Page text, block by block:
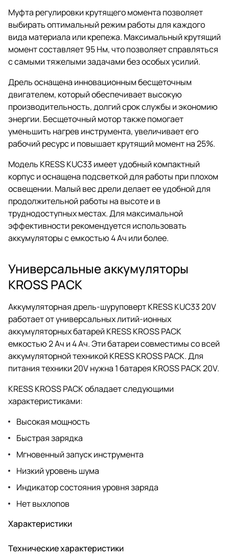
Муфта регулировки крутящего момента позволяет
выбирать оптимальный режим работы для каждого
вида материала или крепежа. Максимальный крутящий
момент составляет 95 Нм, что позволяет справляться
с самыми тяжелыми задачами без особых усилий.
Дрель оснащена инновационным бесщеточным
двигателем, который обеспечивает высокую
производительность, долгий срок службы и экономию
энергии. Бесщеточный мотор также помогает
уменьшить нагрев инструмента, увеличивает его
рабочий ресурс и повышает крутящий момент на 25%.
Модель KRESS KUC33 имеет удобный компактный
корпус и оснащена подсветкой для работы при плохом
освещении. Малый вес дрели делает ее удобной для
продолжительной работы на высоте и в
труднодоступных местах. Для максимальной
эффективности рекомендуется использовать
аккумуляторы с емкостью 4 Ач или более.
Универсальные аккумуляторы
KROSS PACK
Аккумуляторная дрель-шуруповерт KRESS KUC33 20V
работает от универсальных литий-ионных
аккумуляторных батарей KRESS KROSS PACK
емкостью 2 Ач и 4 Ач. Эти батареи совместимы со всей
аккумуляторной техникой KRESS KROSS PACK. Для
питания техники 20V нужна 1 батарея KROSS PACK 20V.
KRESS KROSS PACK обладает следующими
характеристиками:
Высокая мощность
Быстрая зарядка
Мгновенный запуск инструмента
Низкий уровень шума
Индикатор состояния уровня заряда
Нет выхлопов
Характеристики
Технические характеристики